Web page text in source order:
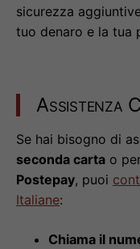
sicurezza
tuo denaro e la tua
Assistenza
Se hai bisogno di
seconda carta o
Postepay, puoi
Italiane:
Chiama il